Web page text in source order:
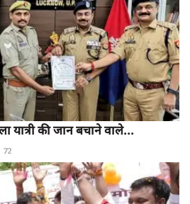
यात्री की जान बचाने वाले...
72